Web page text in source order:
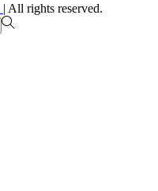
| All rights reserved.